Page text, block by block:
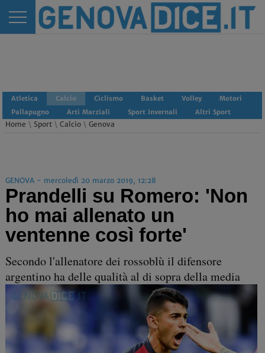
Atletica Calcio Ciclismo Basket Volley
Motori
Pallapugno
Arti Marziali Sport Invernali Altri Sport
Home \ Sport\ Calcio\ Genova
GENOVA - mercoledì 20 marzo 2019, 12:28
Prandelli su Romero: 'Non
ho mai allenato un
ventenne così forte'
Secondo l'allenatore dei rossoblù il difensore
argentino ha delle qualità al di sopra della media